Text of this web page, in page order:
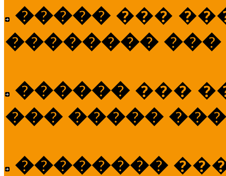
����� ���
�������� ���
������ ���
��� �����
��������